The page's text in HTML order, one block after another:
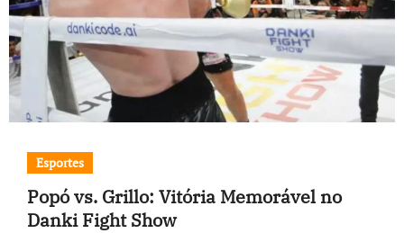
Esportes
Popó vs. Grillo: Vitória Memorável no
Danki Fight Show